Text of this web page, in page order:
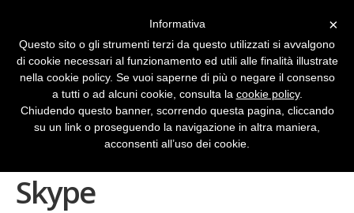
Non siamo spioni dice
Skype
×
Informativa
Questo sito o gli strumenti terzi da questo utilizzati si avvalgono
di cookie necessari al funzionamento ed utili alle finalità illustrate
nella cookie policy. Se vuoi saperne di più o negare il consenso
a tutti o ad alcuni cookie, consulta la cookie policy.
Chiudendo questo banner, scorrendo questa pagina, cliccando
su un link o proseguendo la navigazione in altra maniera,
acconsenti all’uso dei cookie.